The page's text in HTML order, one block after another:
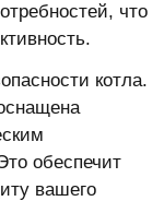
что
котла.
обеспечит
вашего